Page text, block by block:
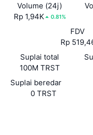
Volume (24j)
Rp 1,94K
0.81%
FDV
Rp
Suplai total
100M TRST
Suplai beredar
0 TRST